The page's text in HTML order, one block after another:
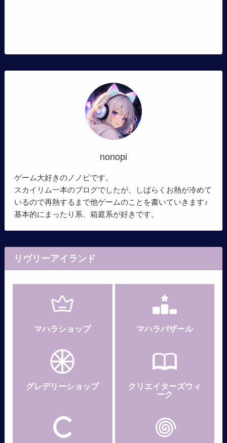
nonopi
ゲーム大好きのノノピです。
スカイリム一本のブログでしたが、しばらくお熱が冷めて
いるので再熱するまで他ゲームのことを書いていきます♪
基本的にまったり系、箱庭系が好きです。
リヴリーアイランド
マハラショップ マハラバザール
グレデリーショップ
クリエイターズウィ
ーク